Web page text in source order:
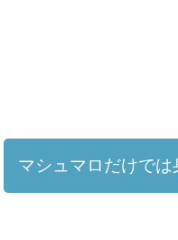
マシュマロだけでは